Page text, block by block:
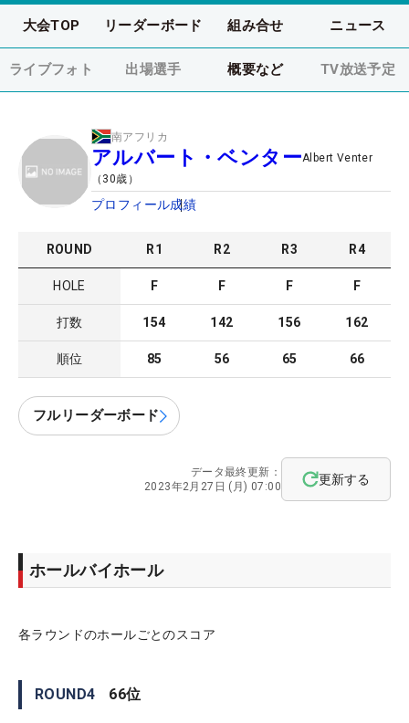
大会TOP リーダーボード 組み合せ ニュース
ライブフォト 出場選手 概要など TV放送予定
南アフリカ
アルバート・ベンターAlbert Venter
（ 30歳）
プロフィール成績
ROUND R1 R2 R3 R4
HOLE F F F F
打数 154 142 156 162
順位 85 56 65 66
フルリーダーボード
データ最終更新：
2023年2月27日 (月) 07:00
更新する
ホールバイホール
各ラウンドのホールごとのスコア
ROUND4 66位